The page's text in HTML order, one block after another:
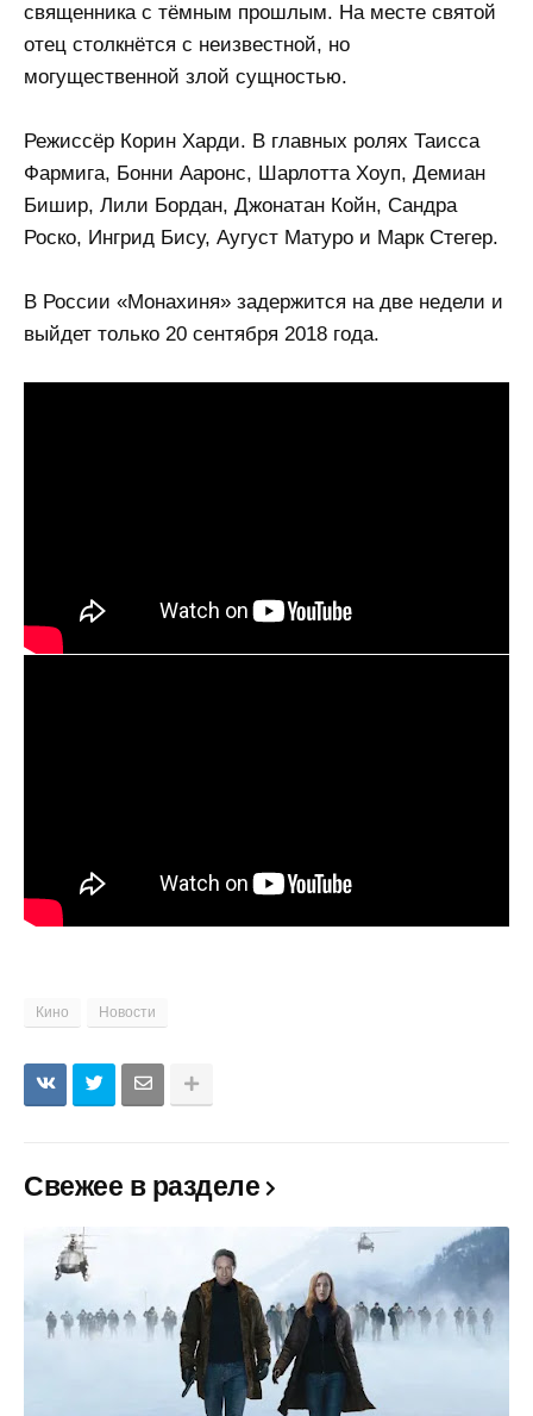
священника с тёмным прошлым. На месте святой
отец столкнётся с неизвестной, но
могущественной злой сущностью.
Режиссёр Корин Харди. В главных ролях Таисса
Фармига, Бонни Ааронс, Шарлотта Хоуп, Демиан
Бишир, Лили Бордан, Джонатан Койн, Сандра
Роско, Ингрид Бису, Аугуст Матуро и Марк Стегер.
В России «Монахиня» задержится на две недели и
выйдет только 20 сентября 2018 года.
Кино Новости
Свежее в разделе